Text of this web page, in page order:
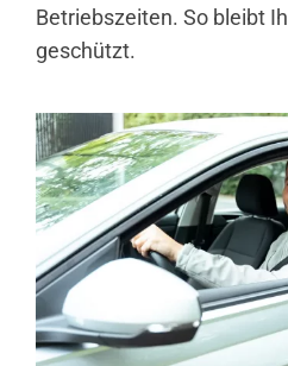
Betriebszeiten. So bleibt
geschützt.